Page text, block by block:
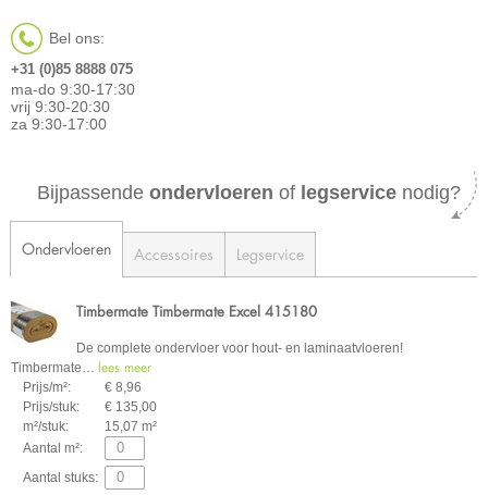
Bel ons:
+31 (0)85 8888 075
ma-do 9:30-17:30
vrij 9:30-20:30
za 9:30-17:00
Bijpassende ondervloeren of legservice nodig?
Ondervloeren Accessoires Legservice
Timbermate Timbermate Excel 415180
De complete ondervloer voor hout- en laminaatvloeren!
Timbermate
lees meer
Prijs/m²:
€ 8,96
Prijs/stuk:
€ 135,00
m²/stuk:
15,07 m²
Aantal m²:
Aantal stuks: